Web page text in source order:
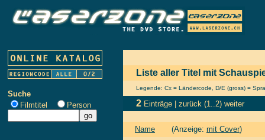
Suche
Filmtitel
Person
Liste aller Titel mit
Legende: Cx = Ländercode, D/E (gross) =
2 Einträge | zurück (1..2) weiter
Name (Anzeige: mit Cover)